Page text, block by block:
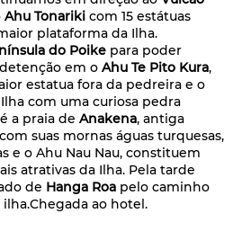
Ahu Tonarikicom 15 estátuas
plataforma da Ilha.
do Poike para poder
em oAhu Te Pito Kura,
estatua fora da pedreira e o
com uma curiosa pedra
a praia deAnakena, antiga
suas mornas águas turquesas,
e o Ahu Nau Nau, constituem
atrativas da Ilha. Pela tarde
de Hanga Roa pelo caminho
ao hotel.